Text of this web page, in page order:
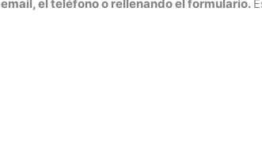
email, el teléfono o rellenando el formulario.